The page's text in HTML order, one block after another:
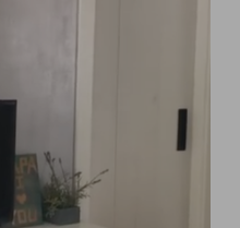
Steffido